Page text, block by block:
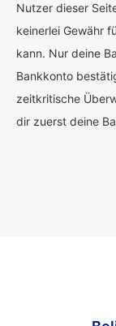
Nutzer dieser
keinerlei Gewähr
kann. Nur deine
Bankkonto
zeitkritische
dir zuerst deine